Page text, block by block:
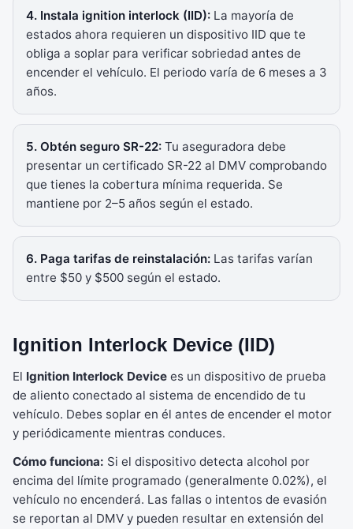
4. Instala ignition interlock (IID): La mayoría de
estados ahora requieren un dispositivo IID que te
obliga a soplar para verificar sobriedad antes de
encender el vehículo. El periodo varía de 6 meses a 3
años.
5. Obtén seguro SR-22: Tu aseguradora debe
presentar un certificado SR-22 al DMV comprobando
que tienes la cobertura mínima requerida. Se
mantiene por 2–5 años según el estado.
6. Paga tarifas de reinstalación: Las tarifas varían
entre $50 y $500 según el estado.
Ignition Interlock Device (IID)
El Ignition Interlock Device es un dispositivo de prueba
de aliento conectado al sistema de encendido de tu
vehículo. Debes soplar en él antes de encender el motor
y periódicamente mientras conduces.
Cómo funciona: Si el dispositivo detecta alcohol por
encima del límite programado (generalmente 0.02%), el
vehículo no encenderá. Las fallas o intentos de evasión
se reportan al DMV y pueden resultar en extensión del